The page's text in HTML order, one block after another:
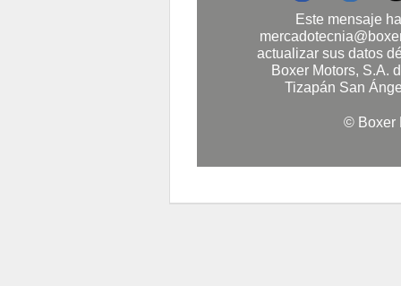
Este mensaje
actualizar sus datos
Boxer Motors, S.A.
Tizapán San
© Boxer